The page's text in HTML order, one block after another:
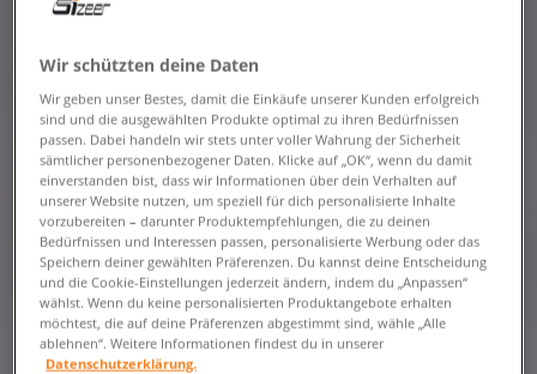
Wir schützten deine Daten
Wir geben unser Bestes, damit die Einkäufe unserer Kunden erfolgreich
sind und die ausgewählten Produkte optimal zu ihren Bedürfnissen
passen. Dabei handeln wir stets unter voller Wahrung der Sicherheit
sämtlicher personenbezogener Daten. Klicke auf „OK“, wenn du damit
einverstanden bist, dass wir Informationen über dein Verhalten auf
unserer Website nutzen, um speziell für dich personalisierte Inhalte
vorzubereiten – darunter Produktempfehlungen, die zu deinen
Bedürfnissen und Interessen passen, personalisierte Werbung oder das
Speichern deiner gewählten Präferenzen. Du kannst deine Entscheidung
und die Cookie-Einstellungen jederzeit ändern, indem du „Anpassen“
wählst. Wenn du keine personalisierten Produktangebote erhalten
möchtest, die auf deine Präferenzen abgestimmt sind, wähle „Alle
ablehnen“. Weitere Informationen findest du in unserer
Datenschutzerklärung.